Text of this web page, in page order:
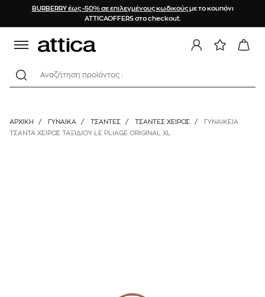
BURBERRY έως -50% σε επιλεγμένους κωδικούςμε το κουπόνι
ATTICAOFFERS στο checkout.
Αναζήτηση προϊόντος :
ΑΡΧΙΚΉ / ΓΥΝΑΙΚΑ / ΤΣΑΝΤΕΣ / ΤΣΆΝΤΕΣ ΧΕΙΡΌΣ /
ΓΥΝΑΙΚΕΙΑ
ΤΣΑΝΤΑ ΧΕΙΡΟΣ ΤΑΞΙΔΙΟΥ LE PLIAGE ORIGINAL XL